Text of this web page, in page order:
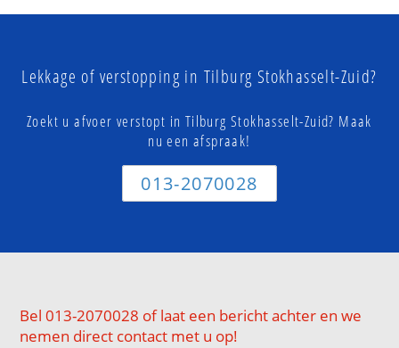
Lekkage of verstopping in Tilburg Stokhasselt-Zuid?
Zoekt u afvoer verstopt in Tilburg Stokhasselt-Zuid? Maak
nu een afspraak!
013-2070028
Bel 013-2070028 of laat een bericht achter en we
nemen direct contact met u op!